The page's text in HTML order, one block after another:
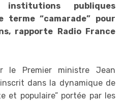
publiques
terme “camarade” pour
rapporte Radio France
le Premier ministre Jean
dans la dynamique de
et populaire” portée par les